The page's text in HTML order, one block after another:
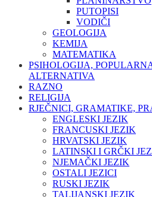
PUTOPISI
VODIČI
GEOLOGIJA
KEMIJA
MATEMATIKA
PSIHOLOGIJA,
ALTERNATIVA
RAZNO
RELIGIJA
RJEČNICI, GRAMATIKE,
ENGLESKI JEZIK
FRANCUSKI JEZIK
HRVATSKI JEZIK
LATINSKI I GRČKI
NJEMAČKI JEZIK
OSTALI JEZICI
RUSKI JEZIK
TALIJANSKI JEZIK